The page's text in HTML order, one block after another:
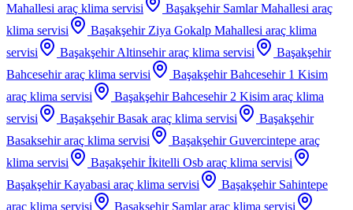
Mahallesi araç klima servisi Başakşehir Samlar Mahallesi araç
klima servisi
Başakşehir Ziya Gokalp Mahallesi araç klima
servisi
Başakşehir Altinsehir araç klima servisi
Başakşehir
Bahcesehir araç klima servisi
Başakşehir Bahcesehir 1 Kisim
araç klima servisi
Başakşehir Bahcesehir 2 Kisim araç klima
servisi
Başakşehir Basak araç klima servisi
Başakşehir
Basaksehir araç klima servisi Başakşehir Guvercintepe araç
klima servisi
Başakşehir İkitelli Osb araç klima servisi
Başakşehir Kayabasi araç klima servisi
Başakşehir Sahintepe
araç klima servisi
Başakşehir Samlar araç klima servisi